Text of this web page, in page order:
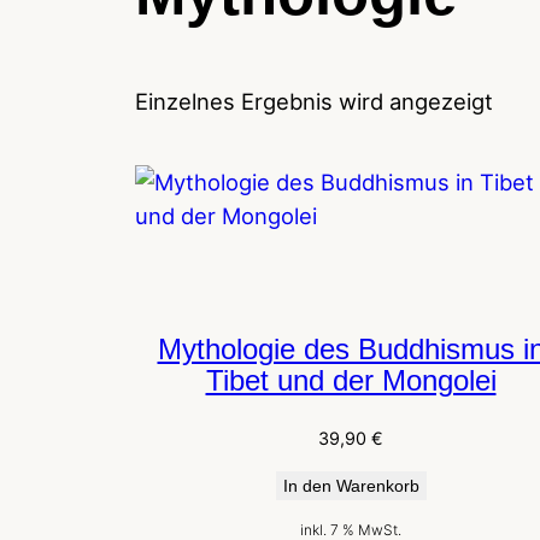
Einzelnes Ergebnis wird angezeigt
Mythologie des Buddhismus
Tibet und der Mongolei
39,90 €
In den Warenkorb
inkl. 7 % MwSt.